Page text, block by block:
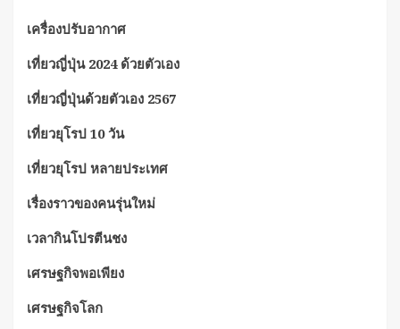
เครื่องปรับอากาศ
เที่ยวญี่ปุ่น 2024 ด้วยตัวเอง
เที่ยวญี่ปุ่นด้วยตัวเอง 2567
เที่ยวยุโรป 10 วัน
เที่ยวยุโรป หลายประเทศ
เรื่องราวของคนรุ่นใหม่
เวลากินโปรตีนชง
เศรษฐกิจพอเพียง
เศรษฐกิจโลก